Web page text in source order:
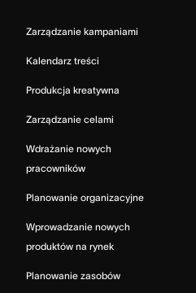
Zarządzanie kampaniami
Kalendarz treści
Produkcja kreatywna
Zarządzanie celami
Wdrażanie nowych
pracowników
Planowanie organizacyjne
Wprowadzanie nowych
produktów na rynek
Planowanie zasobów